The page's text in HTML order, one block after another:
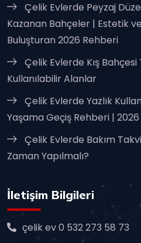
Çelik Evlerde Peyzaj
Kazanan Bahçeler | Estetik
Buluşturan 2026 Rehberi
Çelik Evlerde Kış
Kullanılabilir Alanlar
Çelik Evlerde Yazlık
Yaşama Geçiş Rehberi | 2026
Çelik Evlerde Bakım
Zaman Yapılmalı?
İletişim Bilgileri
çelik ev 0 532 273 58 73